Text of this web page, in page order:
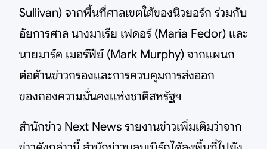
Sullivan) จากพื้นที่ศาลเขตใต้ของนิวยอร์ก ร่วมกับ
อัยการศาล นางมาเรีย เฟดอร์ (Maria Fedor) และ
นายมาร์ค เมอร์ฟีย์ (Mark Murphy) จากแผนก
ต่อต้านข่าวกรองและการควบคุมการส่งออก
ของกองความมั่นคงแห่งชาติสหรัฐฯ
สำนักข่าว Next News รายงานข่าวเพิ่มเติมว่าจาก